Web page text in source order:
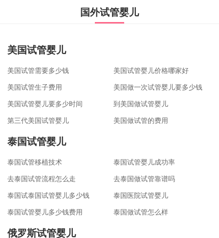
国外试管婴儿
美国试管婴儿
美国试管需要多少钱 美国试管婴儿价格哪家好
美国试管生子费用 美国做一次试管婴儿要多少钱
美国试管婴儿要多少时间 到美国做试管婴儿
第三代美国试管婴儿 美国做试管的费用
泰国试管婴儿
泰国试管移植技术 泰国试管婴儿成功率
去泰国试管流程怎么走 去泰国做试管靠谱吗
泰国试泰国试管婴儿多少钱 泰国医院试管婴儿
泰国试管婴儿多少钱费用 泰国做试管怎么样
俄罗斯试管婴儿